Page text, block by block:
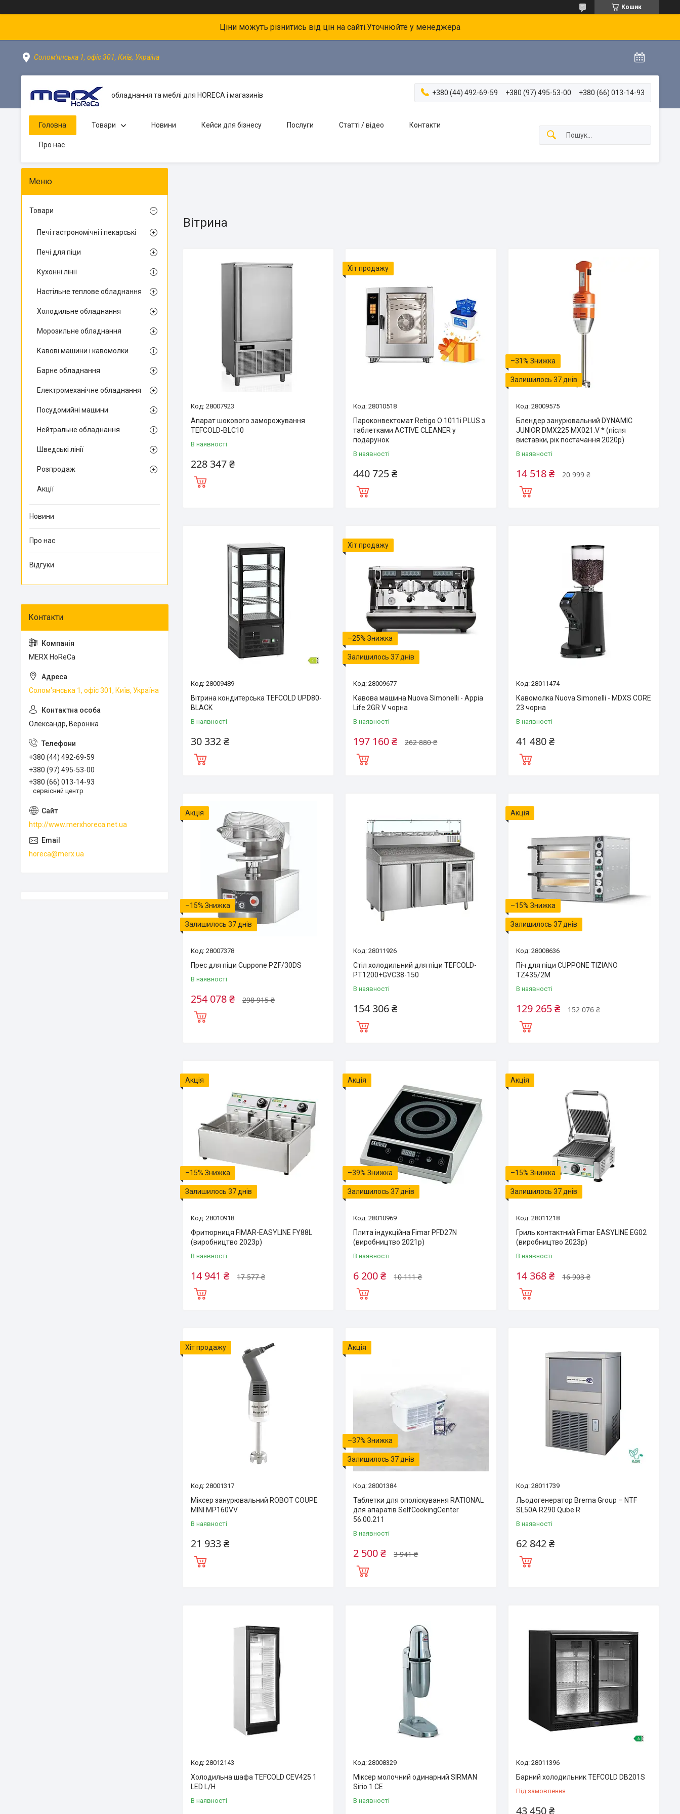
Кошик
Ціни можуть різнитись від цін на сайті.Уточнюйте у менеджера
Солом'янська 1, офіс 301, Київ, Україна
обладнання та меблі для HORECA і магазинів +380 (44) 492-69-59 +380 (97) 495-53-00 +380 (66) 013-14-93
Головна Товари Новини Кейси для бізнесу Послуги Статті / відео Контакти
Про нас
Вітрина
28007923
Апарат шокового заморожування
TEFCOLD-BLC10
В наявності
228 347 ₴
Хіт продажу
28010518
Пароконвектомат Retigo O 1011i PLUS з
таблетками ACTIVE CLEANER у
подарунок
В наявності
440 725 ₴
–31%
Залишилось 37 днів
28009575
Блендер занурювальний DYNAMIC
JUNIOR DMX225 MX021.V * (після
виставки, рік постачання 2020р)
В наявності
20 999 ₴
14 518 ₴
28009489
Вітрина кондитерська TEFCOLD UPD80-
BLACK
В наявності
30 332 ₴
Хіт продажу
–25%
Залишилось 37 днів
28009677
Кавова машина Nuova Simonelli - Appia
Life 2GR V чорна
В наявності
262 880 ₴
197 160 ₴
28011474
Кавомолка Nuova Simonelli - MDXS CORE
23 чорна
В наявності
41 480 ₴
Акція
–15%
Залишилось 37 днів
28007378
Прес для піци Cuppone PZF/30DS
В наявності
298 915 ₴
254 078 ₴
28011926
Стіл холодильний для піци TEFCOLD-
PT1200+GVC38-150
В наявності
154 306 ₴
Акція
–15%
Залишилось 37 днів
28008636
Піч для піци CUPPONE TIZIANO
TZ435/2M
В наявності
152 076 ₴
129 265 ₴
Акція
–15%
Залишилось 37 днів
28010918
Фритюрниця FIMAR-EASYLINE FY88L
(виробництво 2023р)
В наявності
17 577 ₴
14 941 ₴
Акція
–39%
Залишилось 37 днів
28010969
Плита індукційна Fimar PFD27N
(виробництво 2021р)
В наявності
10 111 ₴
6 200 ₴
Акція
–15%
Залишилось 37 днів
28011218
Гриль контактний Fimar EASYLINE EG02
(виробництво 2023р)
В наявності
16 903 ₴
14 368 ₴
Хіт продажу
28001317
Міксер занурювальний ROBOT COUPE
MINI MP160VV
В наявності
21 933 ₴
Акція
–37%
Залишилось 37 днів
28001384
Таблетки для ополіскування RATIONAL
для апаратів SelfCookingCenter
56.00.211
В наявності
3 941 ₴
2 500 ₴
28011739
Льодогенератор Brema Group – NTF
SL50A R290 Qube R
В наявності
62 842 ₴
28012143
Холодильна шафа TEFCOLD CEV425 1
LED L/H
В наявності
28008329
Міксер молочний одинарний SIRMAN
Sirio 1 CE
В наявності
28011396
Барний холодильник TEFCOLD DB201S
Під замовлення
43 450 ₴
Товари
Печі гастрономічні і пекарські
Печі для піци
Кухонні лінії
Настільне теплове обладнання
Холодильне обладнання
Морозильне обладнання
Кавові машини і кавомолки
Барне обладнання
Електромеханічне обладнання
Посудомийні машини
Нейтральне обладнання
Шведські лінії
Розпродаж
Акції
Новини
Про нас
Відгуки
MERX HoReCa
Солом'янська 1, офіс 301, Київ, Україна
Олександр, Вероніка
+380 (44) 492-69-59
+380 (97) 495-53-00
+380 (66) 013-14-93
сервісний центр
http://www.merxhoreca.net.ua
horeca@merx.ua